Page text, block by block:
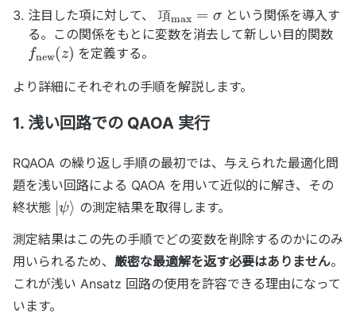
注目した項に対して、項
項
max
という関係を導入す
る。この関係をもとに変数を消去して新しい目的関数
fnew(z)
を定義する。
より詳細にそれぞれの手順を解説します。
1. 浅い回路での QAOA 実行
RQAOA の繰り返し手順の最初では、与えられた最適化問
題を浅い回路による QAOA を用いて近似的に解き、その
終状態 |ψ⟩ の測定結果を取得します。
測定結果はこの先の手順でどの変数を削除するのかにのみ
用いられるため、 厳密な最適解を返す必要はありません。
これが浅い Ansatz 回路の使用を許容できる理由になって
います。